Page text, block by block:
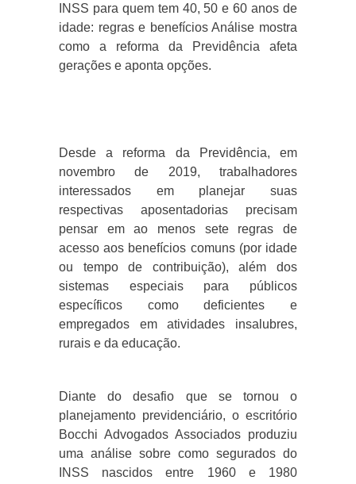
INSS para quem tem 40, 50 e 60 anos de
idade: regras e benefícios Análise mostra
como a reforma da Previdência afeta
gerações e aponta opções.
Desde a reforma da Previdência, em
novembro de 2019, trabalhadores
interessados em planejar suas
respectivas aposentadorias precisam
pensar em ao menos sete regras de
acesso aos benefícios comuns (por idade
ou tempo de contribuição), além dos
sistemas especiais para públicos
específicos como deficientes e
empregados em atividades insalubres,
rurais e da educação.
Diante do desafio que se tornou o
planejamento previdenciário, o escritório
Bocchi Advogados Associados produziu
uma análise sobre como segurados do
INSS nascidos entre 1960 e 1980